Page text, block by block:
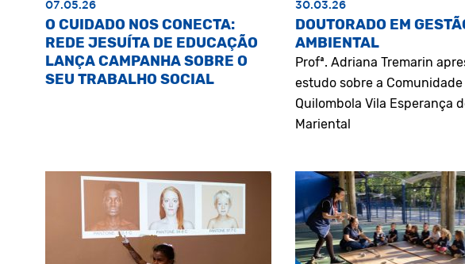
07.05.26
O CUIDADO NOS CONECTA:
REDE JESUÍTA DE EDUCAÇÃO
LANÇA CAMPANHA SOBRE O
SEU TRABALHO SOCIAL
30.03.26
DOUTORADO EM
AMBIENTAL
Profª. Adriana Tremarin
estudo sobre a Comunidade
Quilombola Vila Esperança
Mariental